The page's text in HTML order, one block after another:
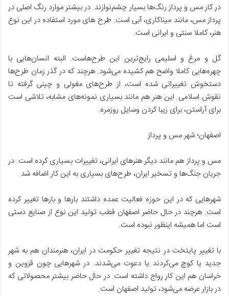
در کار مس و پرداز رنگ‌ها بسیار چشم‌نوازند. در بیشتر موارد رنگ اصلی در
پرداز مس، مانند میناکاری، آبی است. طرح های مورد استفاده در این نوع
هنر، کاملا سنتی و ایرانی است.
گل و مرغ و اسلیمی رایج‌ترین این طرح‌هاست. البته انسان‌هایی با
چهره‌هایی کاملا واضح هم کشیده می‌شود. هرچند که در گذر زمان طرح‌ها
دستخوش تغییراتی شده است، از طرح‌های مغولی و چینی گرفته تا
نقوش اسلامی. این هنر هم مانند بسیاری نمونه‌های مشابه، تلاشی است
برای آراستن، برای زیبا کردن وسایل روزمره.
اصفهان؛ شهر مس و پرداز
مس و پرداز هم مانند دیگر هنرهای ایرانی، تغییرات بسیاری کرده است. در
جریان جنگ‌ها و تسخیر ایران، طرح‌های بسیاری به این کار اضافه شد.
شهرهایی که در این حوزه فعالیت عمده داشتند بارها و بارها تغییر کرده
است. هرچند در حال حاضر اصفهان قطب تولید این نوع از صنایع دستی
است اما همیشه اینظور نبوده است.
با تغییر پایتخت در نتیجه تغییر حکومت در ایران، هنرمندان هم به شهر
جدید یا کوچ می‌کردند یا دعوت می‌شدند. در شهرهایی چون قزوین و
خراسان هم این کار رواج داشته است. در حال حاضر بیشتر محصولاتی که
در بازار عرضه می‌شود، تولید اصفهان است.